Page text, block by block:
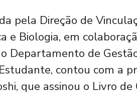
pela Direção de
e Biologia, em
Departamento de
contou com a
que assinou o Livro